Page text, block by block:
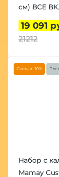
см) ВСЕ
19 091
21212
Скидка -10%
Набор с
Mamay